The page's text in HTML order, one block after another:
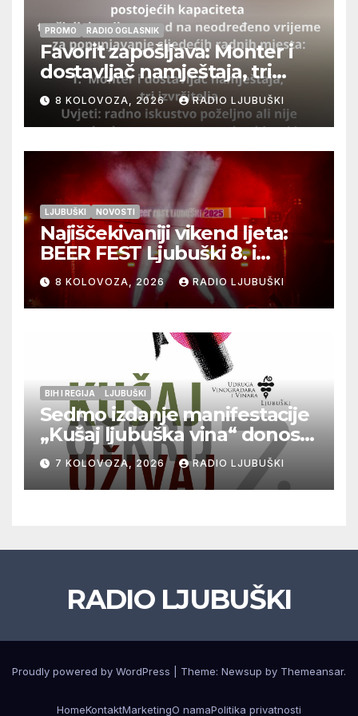
PROMO RADIO OGLASNIK
Favorit zapošljava: Monter i
dostavljač namještaja, tri
izvršitelja
8 KOLOVOZA, 2026 RADIO LJUBUŠKI
LJUBUŠKI NOVOSTI
Najiščekivaniji vikend ljeta:
BEER FEST Ljubuški 8. i
9.kolovoza
8 KOLOVOZA, 2026 RADIO LJUBUŠKI
BIH I REGIJA LJUBUŠKI
Sedmo izdanje manifestacije
„Kušaj ljubuška vina“ donosi
vrhunska vina, gastronomiju i
glazbu
7 KOLOVOZA, 2026 RADIO LJUBUŠKI
RADIO LJUBUŠKI
Proudly powered by WordPress Theme: Newsup by Themeansar.
HomeKontaktMarketingO namaPolitika privatnosti